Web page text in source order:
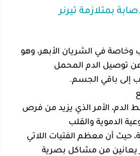
بمتلازمة تيرنر
في الشريان الأبهر، وهو
توصيل الدم المحمل
إلى باقي الجسم.
الدم، الأمر الذي يزيد من فرص
الدموية والقلب
حيث أن معظم الفتيات اللاتي
يعانين من مشاكل بصرية